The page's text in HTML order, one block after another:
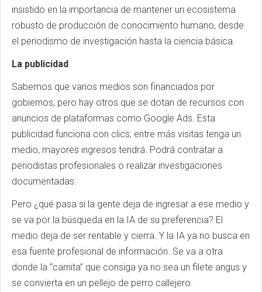
insistido en la importancia de mantener un ecosistema
robusto de producción de conocimiento humano, desde
el periodismo de investigación hasta la ciencia básica.
La publicidad
Sabemos que varios medios son financiados por
gobiernos, pero hay otros que se dotan de recursos con
anuncios de plataformas como Google Ads. Esta
publicidad funciona con clics; entre más visitas tenga un
medio, mayores ingresos tendrá. Podrá contratar a
periodistas profesionales o realizar investigaciones
documentadas.
Pero ¿qué pasa si la gente deja de ingresar a ese medio y
se va por la búsqueda en la IA de su preferencia? El
medio deja de ser rentable y cierra. Y la IA ya no busca en
esa fuente profesional de información. Se va a otra
donde la “carnita” que consiga ya no sea un filete angus y
se convierta en un pellejo de perro callejero.